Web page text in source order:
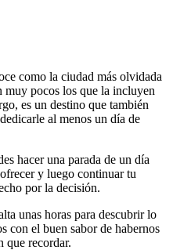
como la ciudad más olvidada
muy pocos los que la incluyen
es un destino que también
al menos un día de
hacer una parada de un día
y luego continuar tu
por la decisión.
unas horas para descubrir lo
con el buen sabor de habernos
que recordar.